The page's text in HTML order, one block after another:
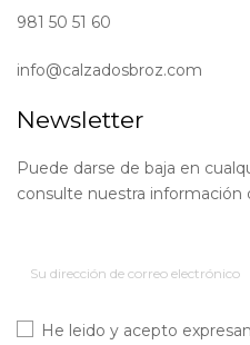
981 50 51 60
info@calzadosbroz.com
Newsletter
Puede darse de baja en
consulte nuestra información
He leido y acepto